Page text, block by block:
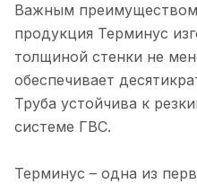
Важным преимуществом
продукция Терминус
толщиной стенки не
обеспечивает
Труба устойчива к
системе ГВС.
Терминус – одна из